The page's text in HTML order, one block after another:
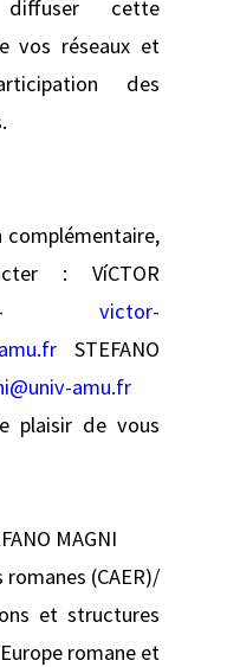
cette
vos réseaux et
des
: VíCTOR
— victor-
STEFANO
amu.fr
plaisir de vous
MAGNI
(CAER)/
et structures
romane et